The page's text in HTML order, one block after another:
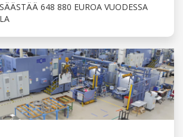
648 880 EUROA VUODESSA